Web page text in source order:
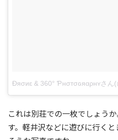
これは別荘での一枚でしょう
す。軽井沢などに遊びに行く